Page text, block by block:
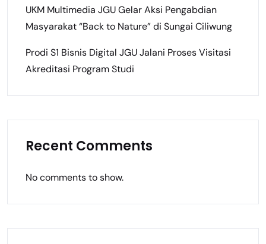
UKM Multimedia JGU Gelar Aksi Pengabdian
Masyarakat “Back to Nature” di Sungai Ciliwung
Prodi S1 Bisnis Digital JGU Jalani Proses Visitasi
Akreditasi Program Studi
Recent Comments
No comments to show.